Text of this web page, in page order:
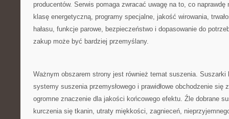
producentów. Serwis pomaga zwracać uwagę na to, co
klasę energetyczną, programy specjalne, jakość wirowania,
hałasu, funkcje parowe, bezpieczeństwo i dopasowanie do
zakup może być bardziej przemyślany.
Ważnym obszarem strony jest również temat suszenia. Suszarki
systemy suszenia przemysłowego i prawidłowe obchodzenie
ogromne znaczenie dla jakości końcowego efektu. Źle dobrane
kurczenia się tkanin, utraty miękkości, zagnieceń,